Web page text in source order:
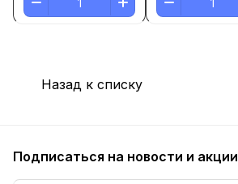
Назад к списку
Подписаться на новости и акции